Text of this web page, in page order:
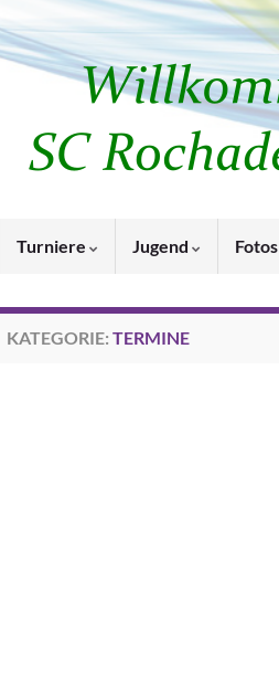
Turniere Jugend Fotos
KATEGORIE: TERMINE